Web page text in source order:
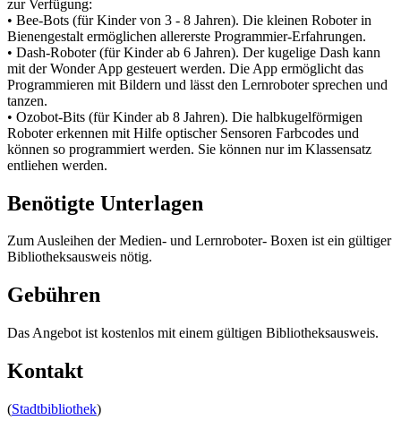
zur Verfügung:
• Bee-Bots (für Kinder von 3 - 8 Jahren). Die kleinen Roboter in
Bienengestalt ermöglichen allererste Programmier-Erfahrungen.
• Dash-Roboter (für Kinder ab 6 Jahren). Der kugelige Dash kann
mit der Wonder App gesteuert werden. Die App ermöglicht das
Programmieren mit Bildern und lässt den Lernroboter sprechen und
tanzen.
• Ozobot-Bits (für Kinder ab 8 Jahren). Die halbkugelförmigen
Roboter erkennen mit Hilfe optischer Sensoren Farbcodes und
können so programmiert werden. Sie können nur im Klassensatz
entliehen werden.
Benötigte Unterlagen
Zum Ausleihen der Medien- und Lernroboter- Boxen ist ein gültiger
Bibliotheksausweis nötig.
Gebühren
Das Angebot ist kostenlos mit einem gültigen Bibliotheksausweis.
Kontakt
(Stadtbibliothek)